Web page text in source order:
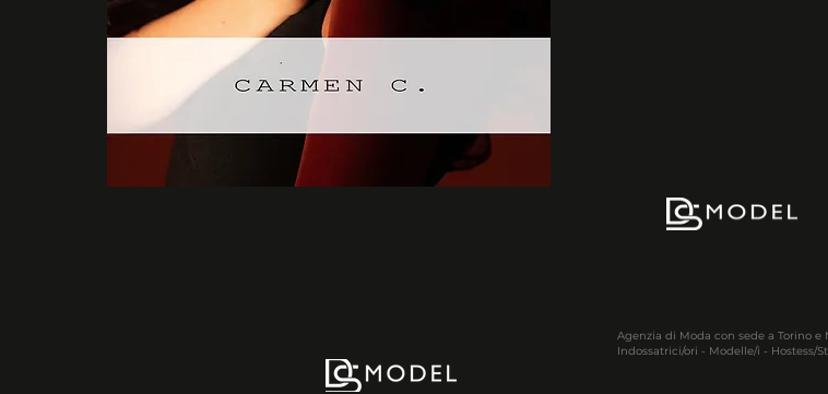
Agenzia di Moda con sede a Torino e
Indossatrici/ori - Modelle/i - Hostess/